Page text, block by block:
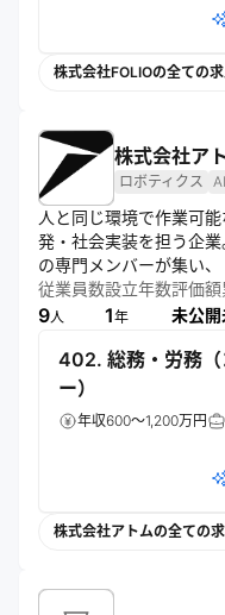
株式会社FOLIOの全ての
株式会社ア
ロボティクス AI
人と同じ環境で作業可
発・社会実装を担う企
の専門メンバーが集い
る。人間社会の既存イン
け込んで作業を代替で
従業員数
9人
設立年数
1年
評価額
未公開
402. 総務・労務
ー）
年収600～1,200万円
株式会社アトムの全ての